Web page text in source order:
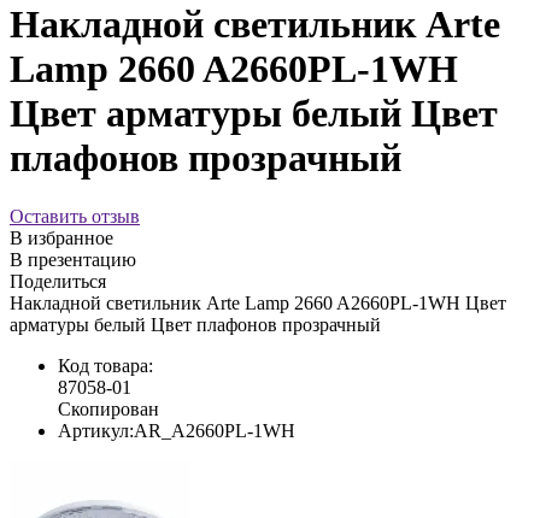
Накладной светильник Arte
Lamp 2660 A2660PL-1WH
Цвет арматуры белый Цвет
плафонов прозрачный
Оставить отзыв
В избранное
В презентацию
Поделиться
Накладной светильник Arte Lamp 2660 A2660PL-1WH Цвет
арматуры белый Цвет плафонов прозрачный
Код товара:
87058-01
Скопирован
Артикул:AR_A2660PL-1WH